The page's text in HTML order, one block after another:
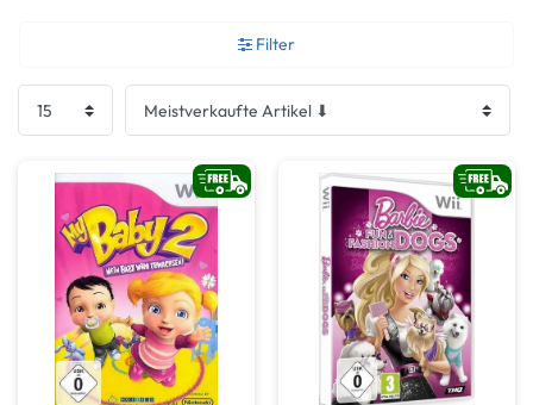
Filter